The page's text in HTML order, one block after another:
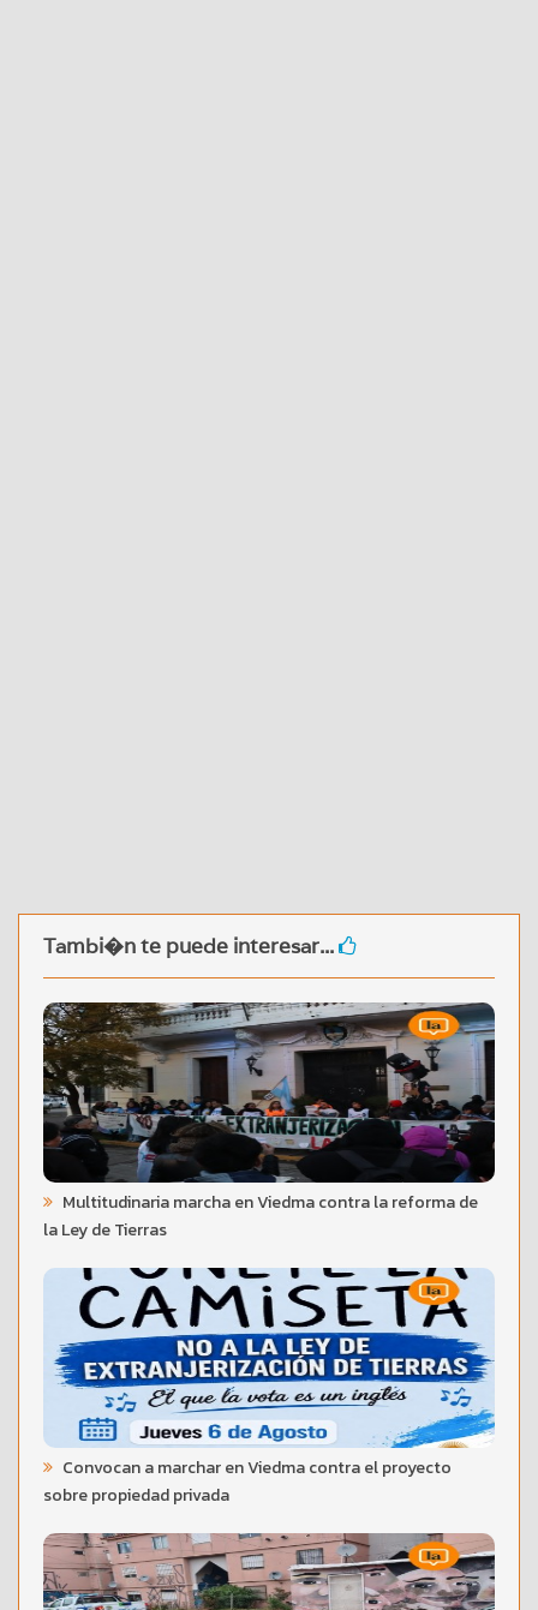
Tambi�n te puede interesar...
Multitudinaria marcha en Viedma contra la reforma de
la Ley de Tierras
Convocan a marchar en Viedma contra el proyecto
sobre propiedad privada